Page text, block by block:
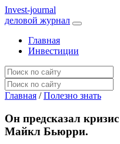
Invest-journal
деловой журнал
Главная
Инвестиции
Главная / Полезно знать
Он предсказал
Майкл Бьюрри.